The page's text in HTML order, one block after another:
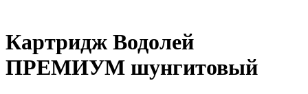
Картридж Водолей
ПРЕМИУМ шунгитовый